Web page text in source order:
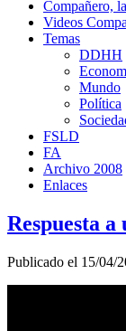
Compañero,
Videos
Temas
DDHH
Mundo
Política
FSLD
FA
Archivo 2008
Enlaces
Respuesta
Publicado el 15/04/